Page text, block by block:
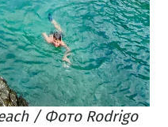
/ Фото Rodrigo